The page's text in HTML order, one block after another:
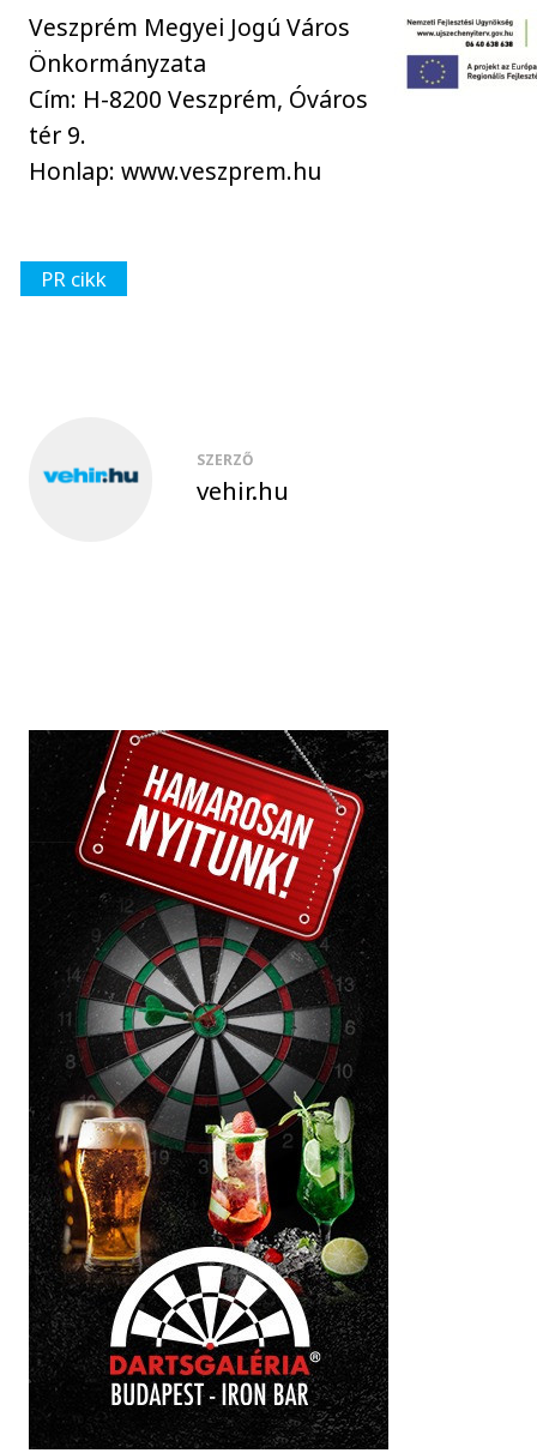
Veszprém Megyei Jogú Város
Önkormányzata
Cím: H-8200 Veszprém, Óváros
tér 9.
Honlap: www.veszprem.hu
PR cikk
SZERZŐ
vehir.hu